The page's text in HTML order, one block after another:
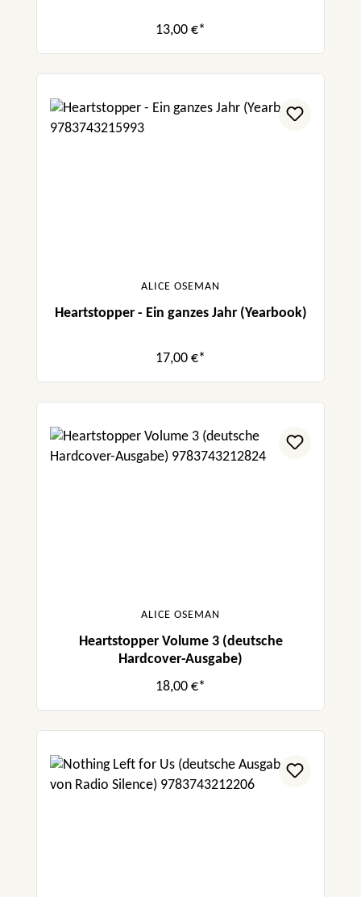
13,00 €*
ALICE OSEMAN
Heartstopper - Ein ganzes Jahr (Yearbook)
17,00 €*
ALICE OSEMAN
Heartstopper Volume 3 (deutsche
Hardcover-Ausgabe)
18,00 €*